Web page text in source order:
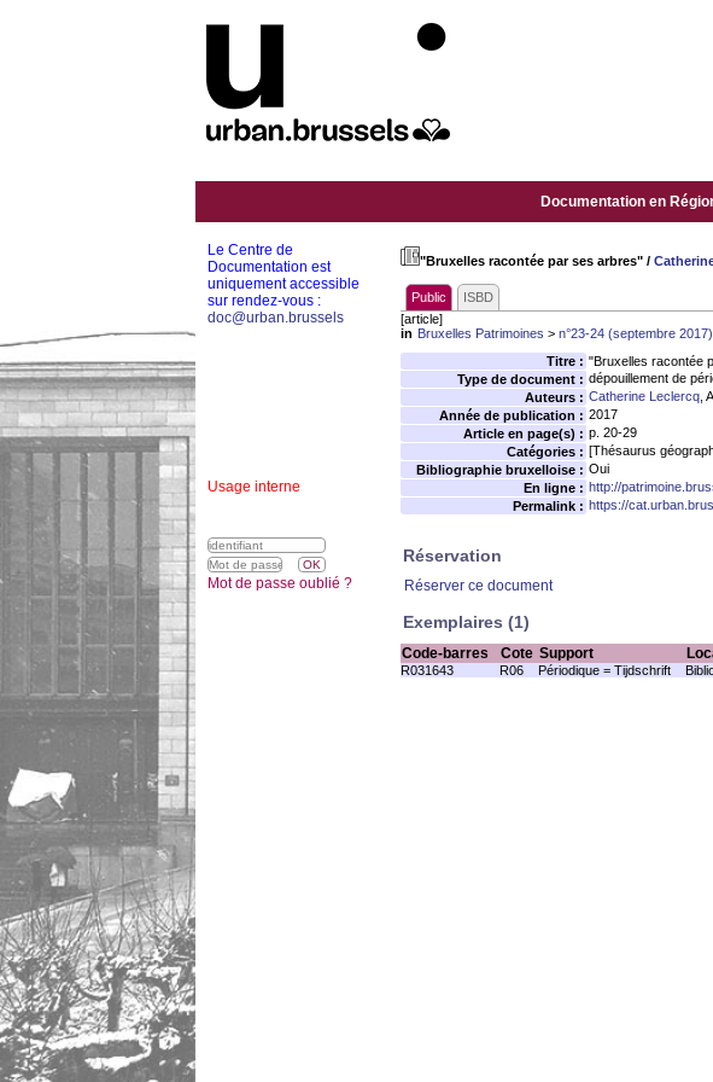
Documentation en
"Bruxelles racontée par ses arbres" /
Public
ISBD
[article]
in Bruxelles Patrimoines > n°23-24 (septembre 2017)
Titre : "Bruxelles racontée
Type de document : dépouillement de
Auteurs : Catherine Leclercq ,
Année de publication : 2017
Article en page(s) : p. 20-29
Catégories : [Thésaurus
Bibliographie bruxelloise : Oui
En ligne : http://
Permalink : https://
Réservation
Réserver ce document
Exemplaires (1)
Code-barres Cote Support
R031643 R06 Périodique = Tijdschrift
Le Centre de
Documentation est
uniquement accessible
sur rendez-vous :
doc@urban.brussels
Usage interne
Mot de passe oublié ?